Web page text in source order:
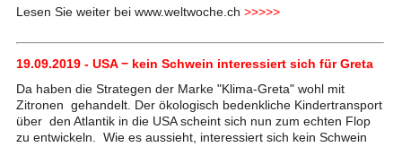
Lesen Sie weiter bei www.weltwoche.ch >>>>>
19.09.2019 - USA − kein Schwein interessiert sich für Greta
Da haben die Strategen der Marke "Klima-Greta" wohl mit
Zitronen gehandelt. Der ökologisch bedenkliche Kindertransport
über den Atlantik in die USA scheint sich nun zum echten Flop
zu entwickeln. Wie es aussieht, interessiert sich kein Schwein